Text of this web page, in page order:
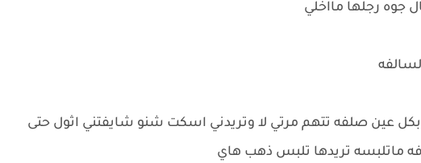
جوه رجلها مااخلي
بكل عين صلفه تتهم مرتي لا وتريدني اسكت شنو شايفتني اثول حتى
ماتلبسه تريدها تلبس ذهب هاي